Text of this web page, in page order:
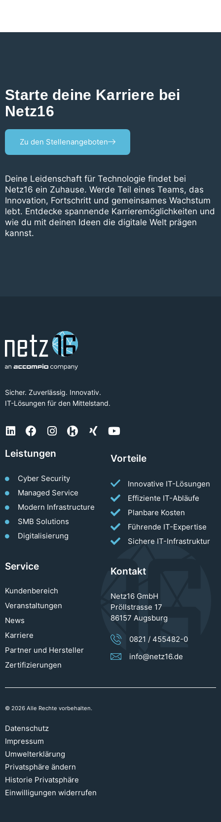
Starte deine Karriere bei
Netz16
Zu den Stellenangeboten
Deine Leidenschaft für Technologie findet bei
Netz16 ein Zuhause. Werde Teil eines Teams, das
Innovation, Fortschritt und gemeinsames Wachstum
lebt. Entdecke spannende Karrieremöglichkeiten und
wie du mit deinen Ideen die digitale Welt prägen
kannst.
Sicher. Zuverlässig. Innovativ.
IT-Lösungen für den Mittelstand.
Leistungen
Cyber Security
Managed Service
Modern Infrastructure
SMB Solutions
Digitalisierung
Vorteile
Innovative IT-Lösungen
Effiziente IT-Abläufe
Planbare Kosten
Führende IT-Expertise
Sichere IT-Infrastruktur
Service
Kundenbereich
Veranstaltungen
News
Karriere
Partner und Hersteller
Zertifizierungen
Kontakt
Netz16 GmbH
Pröllstrasse 17
86157 Augsburg
0821 / 455482-0
info@netz16.de
© 2026 Alle Rechte vorbehalten.
Datenschutz
Impressum
Umwelterklärung
Privatsphäre ändern
Historie Privatsphäre
Einwilligungen widerrufen